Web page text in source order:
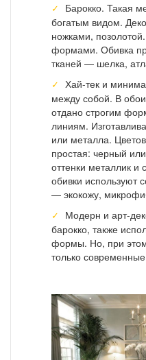
Барокко. Такая
богатым видом.
ножками,
формами. Обивка
тканей — шелка,
Хай-тек и
между собой. В
отдано строгим
линиям.
или металла.
простая: черный
оттенки металлик и
обивки используют
— экокожу,
Модерн и арт-
барокко, также
формы. Но, при
только